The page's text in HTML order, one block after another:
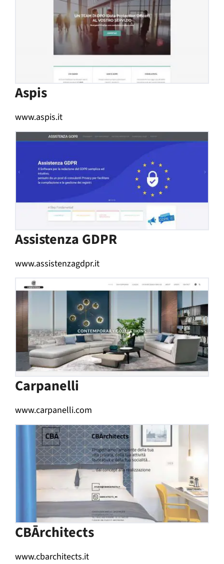
Aspis
www.aspis.it
Assistenza GDPR
www.assistenzagdpr.it
Carpanelli
www.carpanelli.com
CBĀrchitects
www.cbarchitects.it